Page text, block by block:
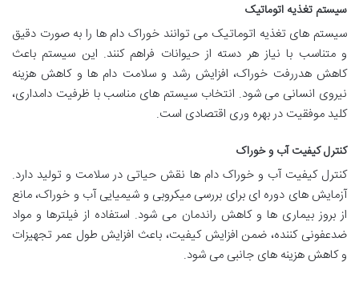
سیستم تغذیه اتوماتیک
سیستم های تغذیه اتوماتیک می توانند خوراک دام ها را به صورت دقیق
و متناسب با نیاز هر دسته از حیوانات فراهم کنند. این سیستم باعث
کاهش هدررفت خوراک، افزایش رشد و سلامت دام ها و کاهش هزینه
نیروی انسانی می شود. انتخاب سیستم های مناسب با ظرفیت دامداری،
کلید موفقیت در بهره وری اقتصادی است.
کنترل کیفیت آب و خوراک
کنترل کیفیت آب و خوراک دام ها نقش حیاتی در سلامت و تولید دارد.
آزمایش های دوره ای برای بررسی میکروبی و شیمیایی آب و خوراک، مانع
از بروز بیماری ها و کاهش راندمان می شود. استفاده از فیلترها و مواد
ضدعفونی کننده، ضمن افزایش کیفیت، باعث افزایش طول عمر تجهیزات
و کاهش هزینه های جانبی می شود.